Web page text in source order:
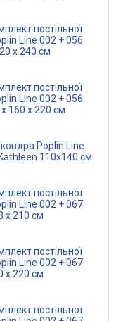
постільної
x 240 см
постільної
160 x 220 см
Poplin Line
110х140 см
постільної
x 210 см
постільної
x 220 см
постільної